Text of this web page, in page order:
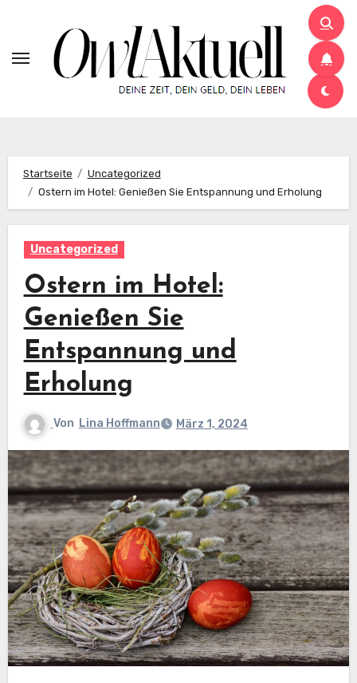
springen
Startseite
Uncategorized
Ostern im Hotel: Genießen Sie Entspannung und Erholung
Uncategorized
Ostern im Hotel:
Genießen Sie
Entspannung und
Erholung
Von Lina Hoffmann März 1, 2024